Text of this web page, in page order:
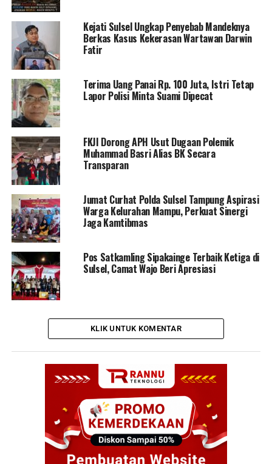
Kejati Sulsel Ungkap Penyebab Mandeknya
Berkas Kasus Kekerasan Wartawan Darwin
Fatir
Terima Uang Panai Rp. 100 Juta, Istri Tetap
Lapor Polisi Minta Suami Dipecat
FKJI Dorong APH Usut Dugaan Polemik
Muhammad Basri Alias BK Secara
Transparan
Jumat Curhat Polda Sulsel Tampung Aspirasi
Warga Kelurahan Mampu, Perkuat Sinergi
Jaga Kamtibmas
Pos Satkamling Sipakainge Terbaik Ketiga di
Sulsel, Camat Wajo Beri Apresiasi
KLIK UNTUK KOMENTAR